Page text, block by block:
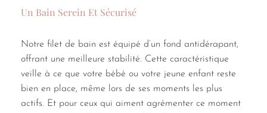
Un Bain Serein Et Sécurisé
Notre filet de bain est équipé d’un fond antidérapant,
offrant une meilleure stabilité. Cette caractéristique
veille à ce que votre bébé ou votre jeune enfant reste
bien en place, même lors de ses moments les plus
actifs. Et pour ceux qui aiment agrémenter ce moment